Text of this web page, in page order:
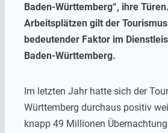
Baden-Württemberg“, ihre Türen.
Arbeitsplätzen gilt der
bedeutender Faktor im
Baden-Württemberg.
Im letzten Jahr hatte sich der
Württemberg durchaus positiv
knapp 49 Millionen